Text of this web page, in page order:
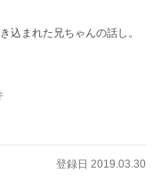
込まれた兄ちゃんの話し。
登録日 2019.03.30